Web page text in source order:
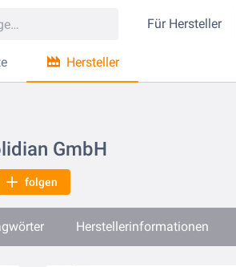
Für Hersteller
Hersteller
GmbH
folgen
Herstellerinformationen